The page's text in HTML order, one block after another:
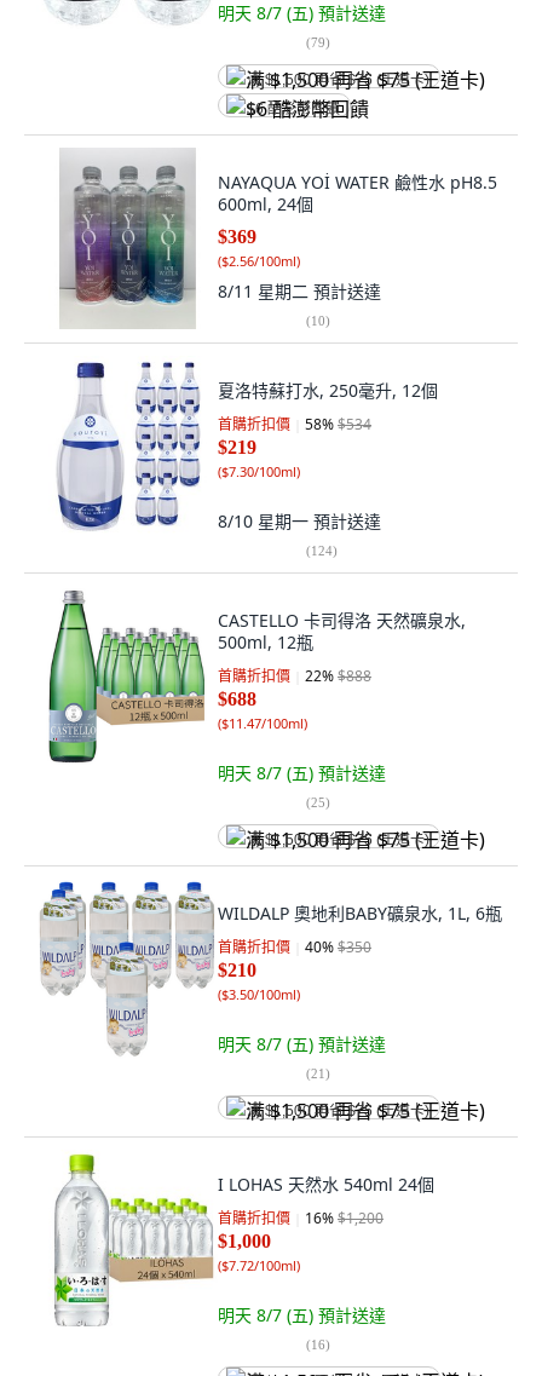
明天 8/7 (五) 預計送達
(79)
满 $1,500 再省 $75 (王道卡)
$6 酷澎幣回饋
NAYAQUA YOİ WATER 鹼性水 pH8.5
600ml, 24個
$369
($2.56/100ml)
8/11 星期二 預計送達
(10)
夏洛特蘇打水, 250毫升, 12個
首購折扣價 58%$534
$219
($7.30/100ml)
8/10 星期一 預計送達
(124)
CASTELLO 卡司得洛 天然礦泉水,
500ml, 12瓶
首購折扣價 22%$888
$688
($11.47/100ml)
明天 8/7 (五) 預計送達
(25)
满 $1,500 再省 $75 (王道卡)
WILDALP 奧地利BABY礦泉水, 1L, 6瓶
首購折扣價 40%$350
$210
($3.50/100ml)
明天 8/7 (五) 預計送達
(21)
满 $1,500 再省 $75 (王道卡)
I LOHAS 天然水 540ml 24個
首購折扣價 16%$1,200
$1,000
($7.72/100ml)
明天 8/7 (五) 預計送達
(16)